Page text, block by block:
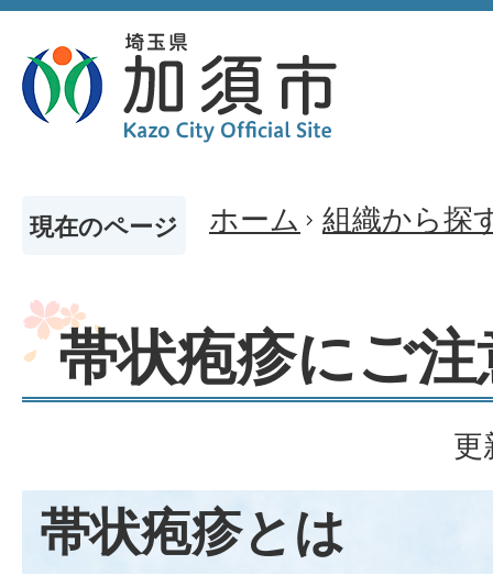
現在のページ ホーム 組織から探
帯状疱疹にご
更
帯状疱疹とは